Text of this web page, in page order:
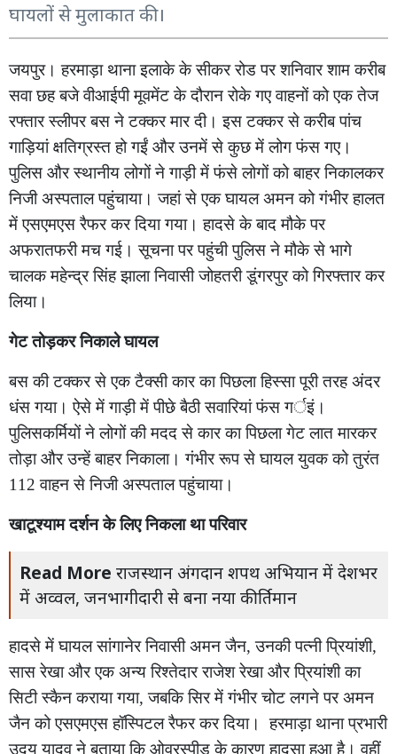
घायलों से मुलाकात की।
जयपुर। हरमाड़ा थाना इलाके के सीकर रोड पर शनिवार शाम करीब
सवा छह बजे वीआईपी मूवमेंट के दौरान रोके गए वाहनों को एक तेज
रफ्तार स्लीपर बस ने टक्कर मार दी। इस टक्कर से करीब पांच
गाड़ियां क्षतिग्रस्त हो गईं और उनमें से कुछ में लोग फंस गए।
पुलिस और स्थानीय लोगों ने गाड़ी में फंसे लोगों को बाहर निकालकर
निजी अस्पताल पहुंचाया। जहां से एक घायल अमन को गंभीर हालत
में एसएमएस रैफर कर दिया गया। हादसे के बाद मौके पर
अफरातफरी मच गई। सूचना पर पहुंची पुलिस ने मौके से भागे
चालक महेन्द्र सिंह झाला निवासी जोहतरी डूंगरपुर को गिरफ्तार कर
लिया।
गेट तोड़कर निकाले घायल
बस की टक्कर से एक टैक्सी कार का पिछला हिस्सा पूरी तरह अंदर
धंस गया। ऐसे में गाड़ी में पीछे बैठी सवारियां फंस गर्इं।
पुलिसकर्मियों ने लोगों की मदद से कार का पिछला गेट लात मारकर
तोड़ा और उन्हें बाहर निकाला। गंभीर रूप से घायल युवक को तुरंत
112 वाहन से निजी अस्पताल पहुंचाया।
खाटूश्याम दर्शन के लिए निकला था परिवार
Read More राजस्थान अंगदान शपथ अभियान में देशभर
में अव्वल, जनभागीदारी से बना नया कीर्तिमान
हादसे में घायल सांगानेर निवासी अमन जैन, उनकी पत्नी प्रियांशी,
सास रेखा और एक अन्य रिश्तेदार राजेश रेखा और प्रियांशी का
सिटी स्कैन कराया गया, जबकि सिर में गंभीर चोट लगने पर अमन
जैन को एसएमएस हॉस्पिटल रैफर कर दिया।
हरमाड़ा थाना प्रभारी
उदय यादव ने बताया कि ओवरस्पीड के कारण हादसा हुआ है। वहीं